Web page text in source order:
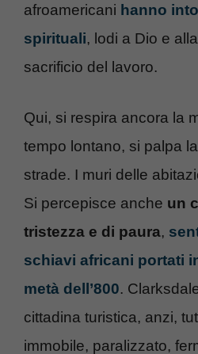
afroamericani hanno
spirituali, lodi a Dio e
sacrificio del lavoro.
Qui, si respira ancora la
tempo lontano, si palpa
strade. I muri delle
Si percepisce anche un
tristezza e di paura,
schiavi africani portati
metà dell’800.
cittadina turistica, anzi,
immobile, paralizzato,